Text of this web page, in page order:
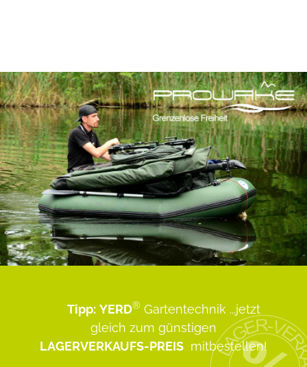
Tipp: YERD® Gartentechnik ...jetzt
gleich zum günstigen
LAGERVERKAUFS-PREIS mitbestellen!